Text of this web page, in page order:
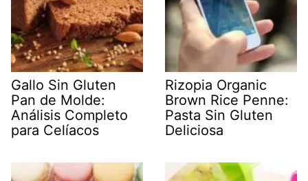
Gallo Sin Gluten
Pan de Molde:
Análisis Completo
para Celíacos
Rizopia Organic
Brown Rice Penne:
Pasta Sin Gluten
Deliciosa